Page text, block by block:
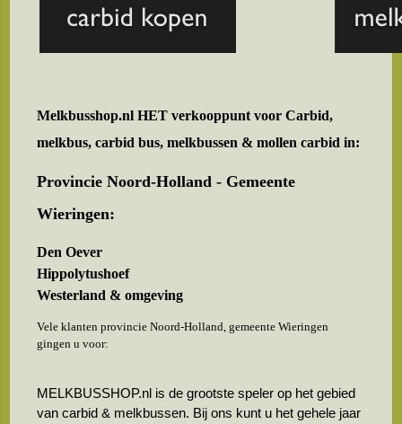
Melkbusshop.nl HET verkooppunt voorCarbid,
melkbus, carbid bus, melkbussen & mollen carbid in:
Provincie Noord-Holland - Gemeente
Wieringen:
Den Oever
Hippolytushoef
Westerland & omgeving
Vele klanten provincie Noord-Holland, gemeente Wieringen
gingen u voor:
MELKBUSSHOP.nl is de grootste speler op het gebied
van carbid & melkbussen. Bij ons kunt u het gehele jaar